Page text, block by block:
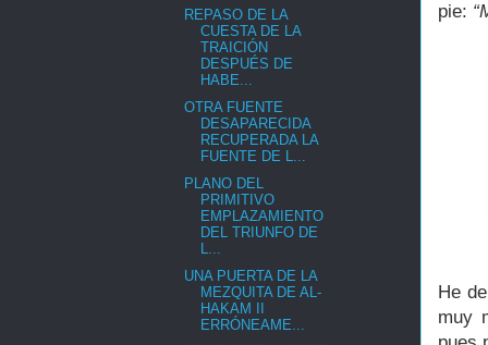
pie:
He
muy
REPASO DE LA
CUESTA DE LA
TRAICIÓN
DESPUÉS DE
HABE...
OTRA FUENTE
DESAPARECIDA
RECUPERADA LA
FUENTE DE L...
PLANO DEL
PRIMITIVO
EMPLAZAMIENTO
DEL TRIUNFO DE
UNA PUERTA DE LA
MEZQUITA DE AL-
HAKAM II
ERRÓNEAME...